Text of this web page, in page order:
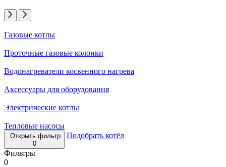
Газовые котлы
Проточные газовые колонки
Водонагреватели косвенного нагрева
Аксессуары для оборудования
Электрические котлы
Тепловые насосы
Открыть фильтр
0
Подобрать котёл
Фильтры
0